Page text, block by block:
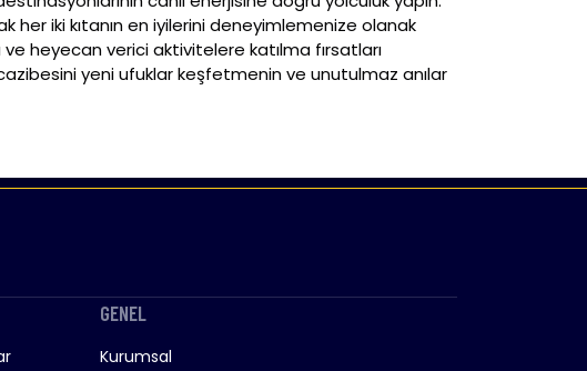
her iki kıtanın en iyilerini deneyimlemenize olanak
heyecan verici aktivitelere katılma fırsatları
yeni ufuklar keşfetmenin ve unutulmaz anılar
GENEL
Kurumsal